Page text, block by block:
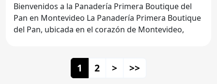
Bienvenidos a la Panadería Primera Boutique del
Pan en Montevideo La Panadería Primera Boutique
del Pan, ubicada en el corazón de Montevideo,
1 2 > >>